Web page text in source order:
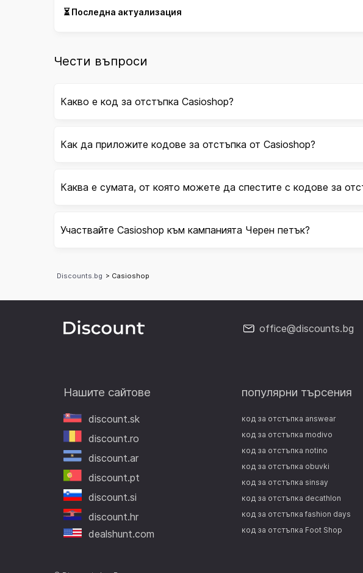
⏳ Последна актуализация
Чести въпроси
Какво е код за отстъпка Casioshop?
Как да приложите кодове за отстъпка от Casioshop?
Каква е сумата, от която можете да спестите с кодове за
Участвайте Casioshop към кампанията Черен петък?
Discounts.bg > Casioshop
office@discounts.bg
Нашите сайтове
discount.sk
discount.ro
discount.ar
discount.pt
discount.si
discount.hr
dealshunt.com
популярни търсения
код за отстъпка answear
код за отстъпка modivo
код за отстъпка notino
код за отстъпка obuvki
код за отстъпка sinsay
код за отстъпка decathlon
код за отстъпка fashion days
код за отстъпка Foot Shop